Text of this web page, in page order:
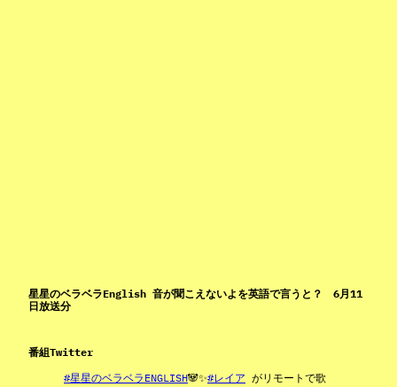
星星のベラベラEnglish 音が聞こえないよを英語で言うと？ 6月11
日放送分
番組Twitter
#星星のベラベラENGLISH🐼✨#レイア がリモートで歌